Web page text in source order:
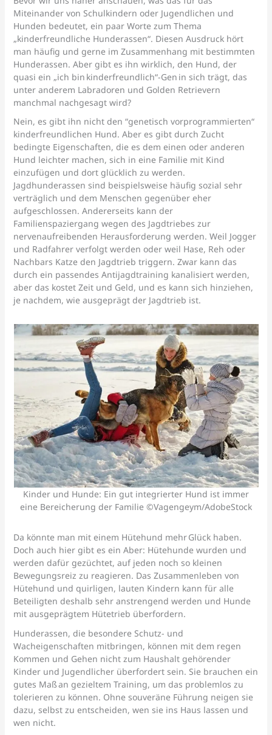
Miteinander von Schulkindern oder Jugendlichen und
Hunden bedeutet, ein paar Worte zum Thema
„kinderfreundliche Hunderassen“. Diesen Ausdruck hört
man häufig und gerne im Zusammenhang mit bestimmten
Hunderassen. Aber gibt es ihn wirklich, den Hund, der
quasi ein „ich bin kinderfreundlich“-Gen in sich trägt, das
unter anderem Labradoren und Golden Retrievern
manchmal nachgesagt wird?
Nein, es gibt ihn nicht den “genetisch vorprogrammierten“
kinderfreundlichen Hund. Aber es gibt durch Zucht
bedingte Eigenschaften, die es dem einen oder anderen
Hund leichter machen, sich in eine Familie mit Kind
einzufügen und dort glücklich zu werden.
Jagdhunderassen sind beispielsweise häufig sozial sehr
verträglich und dem Menschen gegenüber eher
aufgeschlossen. Andererseits kann der
Familienspaziergang wegen des Jagdtriebes zur
nervenaufreibenden Herausforderung werden. Weil Jogger
und Radfahrer verfolgt werden oder weil Hase, Reh oder
Nachbars Katze den Jagdtrieb triggern. Zwar kann das
durch ein passendes Antijagdtraining kanalisiert werden,
aber das kostet Zeit und Geld, und es kann sich hinziehen,
je nachdem, wie ausgeprägt der Jagdtrieb ist.
Kinder und Hunde: Ein gut integrierter Hund ist immer
eine Bereicherung der Familie ©Vagengeym/AdobeStock
Da könnte man mit einem Hütehund mehr Glück haben.
Doch auch hier gibt es ein Aber: Hütehunde wurden und
werden dafür gezüchtet, auf jeden noch so kleinen
Bewegungsreiz zu reagieren. Das Zusammenleben von
Hütehund und quirligen, lauten Kindern kann für alle
Beteiligten deshalb sehr anstrengend werden und Hunde
mit ausgeprägtem Hütetrieb überfordern.
Hunderassen, die besondere Schutz- und
Wacheigenschaften mitbringen, können mit dem regen
Kommen und Gehen nicht zum Haushalt gehörender
Kinder und Jugendlicher überfordert sein. Sie brauchen ein
gutes Maß an gezieltem Training, um das problemlos zu
tolerieren zu können. Ohne souveräne Führung neigen sie
dazu, selbst zu entscheiden, wen sie ins Haus lassen und
wen nicht.